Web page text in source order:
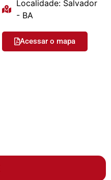
Localidade: Salvador
- BA
Acessar o mapa